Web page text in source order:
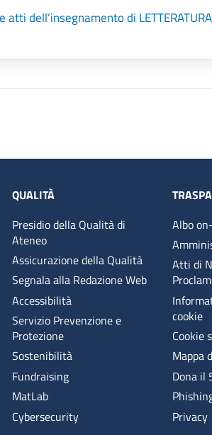
dell’insegnamento di LETTERATURA
QUALITÀ
Presidio della Qualità di
Ateneo
Assicurazione della Qualità
Segnala alla Redazione Web
Accessibilità
Servizio Prevenzione e
Protezione
Sostenibilità
Fundraising
MatLab
Cybersecurity
Albo
Atti di
cookie
Cookie
Mappa
Dona il
Privacy